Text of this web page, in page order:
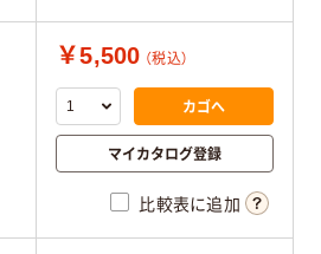
￥5,500 （税込）
カゴへ
マイカタログ登録
比較表に追加